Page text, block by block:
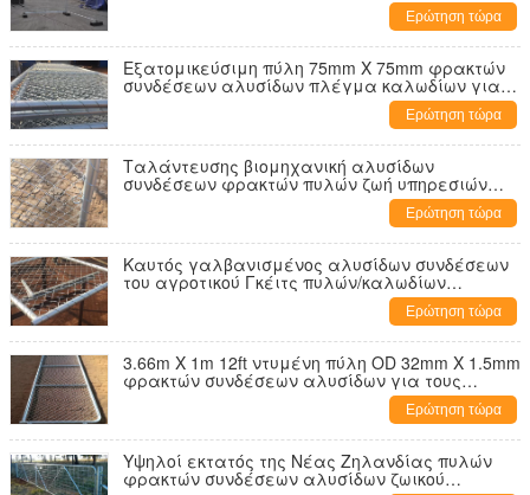
Ερώτηση τώρα
Εξατομικεύσιμη πύλη 75mm X 75mm φρακτών
συνδέσεων αλυσίδων πλέγμα καλωδίων για
Ερώτηση τώρα
Ταλάντευσης βιομηχανική αλυσίδων
συνδέσεων φρακτών πυλών ζωή υπηρεσιών
Ερώτηση τώρα
Καυτός γαλβανισμένος αλυσίδων συνδέσεων
του αγροτικού Γκέιτς πυλών/καλωδίων
φρακτών αντιδιαβρωτικός υψηλής αντοχής
Ερώτηση τώρα
3.66m X 1m 12ft ντυμένη πύλη OD 32mm X 1.5mm
φρακτών συνδέσεων αλυσίδων για τους
Ερώτηση τώρα
Υψηλοί εκτατός της Νέας Ζηλανδίας πυλών
φρακτών συνδέσεων αλυσίδων ζωικού